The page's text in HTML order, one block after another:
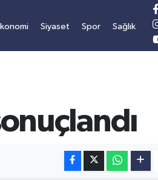
Siyaset Spor Sağlık